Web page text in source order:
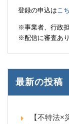
登録の申込は こ
※事業者、行政
※配信に審査あり
最新の投稿
【不特法